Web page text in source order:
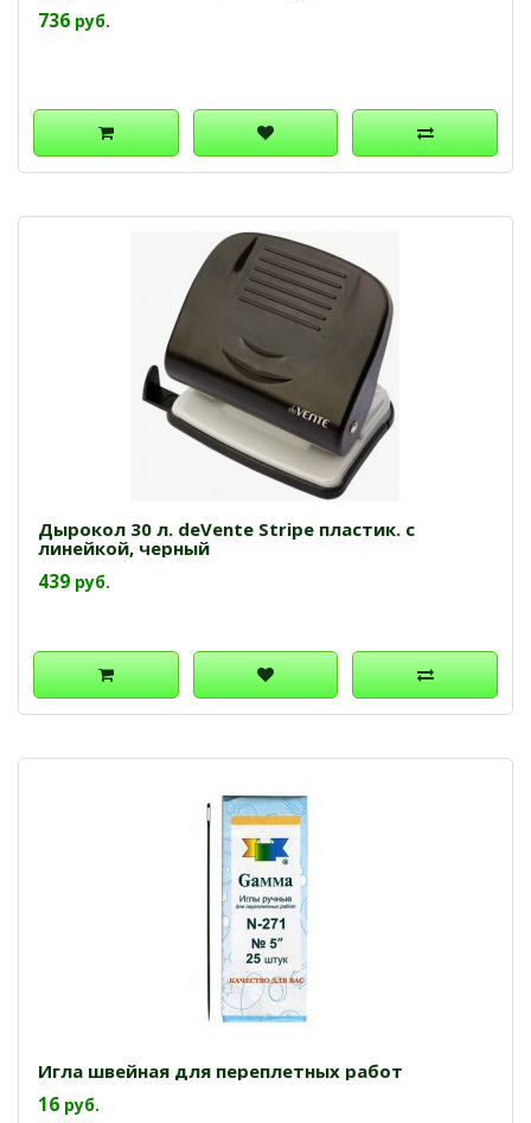
736 руб.
Дырокол 30 л. deVente Stripe пластик. с
линейкой, черный
439 руб.
Игла швейная для переплетных работ
16 руб.